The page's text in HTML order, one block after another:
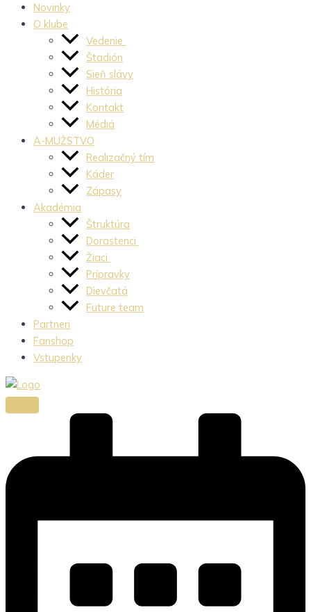
Novinky
O klube
Vedenie
Štadión
Sieň slávy
História
Kontakt
Médiá
A-MUŽSTVO
Realizačný tím
Káder
Zápasy
Akadémia
Štruktúra
Dorastenci
Žiaci
Prípravky
Dievčatá
Future team
Partneri
Fanshop
Vstupenky